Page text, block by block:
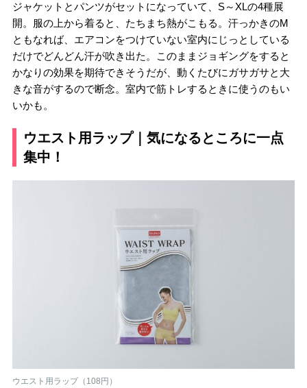
ジャケットとパンツがセットになっていて、S～XLの4種展
開。服の上から着ると、たちまち熱がこもる。汗っかきのM
ともなれば、エアコンをつけていない室内にじっとしている
だけでどんどん汗が吹き出た。このままジョギングをすると
かなりの効果を期待できそうだが、動くたびにガサガサと大
きな音がするので断念。室内で筋トレするときに使うのもい
いかも。
ウエスト用ラップ｜気になるところに一点
集中！
ウエスト用ラップ（108円）